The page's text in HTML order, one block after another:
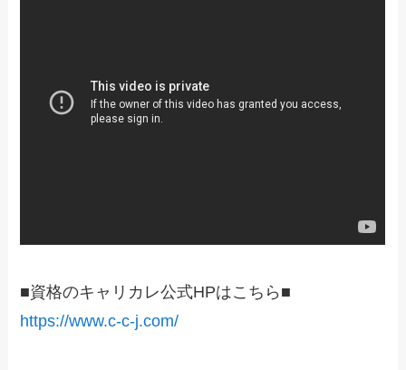
■資格のキャリカレ公式HPはこちら■
https://www.c-c-j.com/